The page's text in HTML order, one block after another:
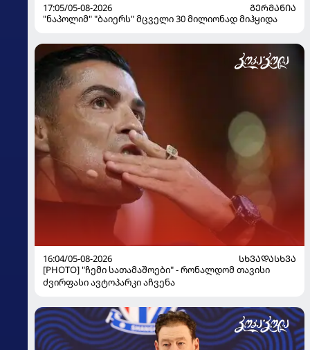
17:05/05-08-2026
ᲒᲔᲠᲛᲐᲜᲘᲐ
"ნაპოლიმ" "ბაიერს" მცველი 30 მილიონად მიჰყიდა
16:04/05-08-2026
ᲡᲮᲕᲐᲓᲐᲡᲮᲕᲐ
[PHOTO] "ჩემი სათამაშოები" - რონალდომ თავისი
ძვირფასი ავტოპარკი აჩვენა